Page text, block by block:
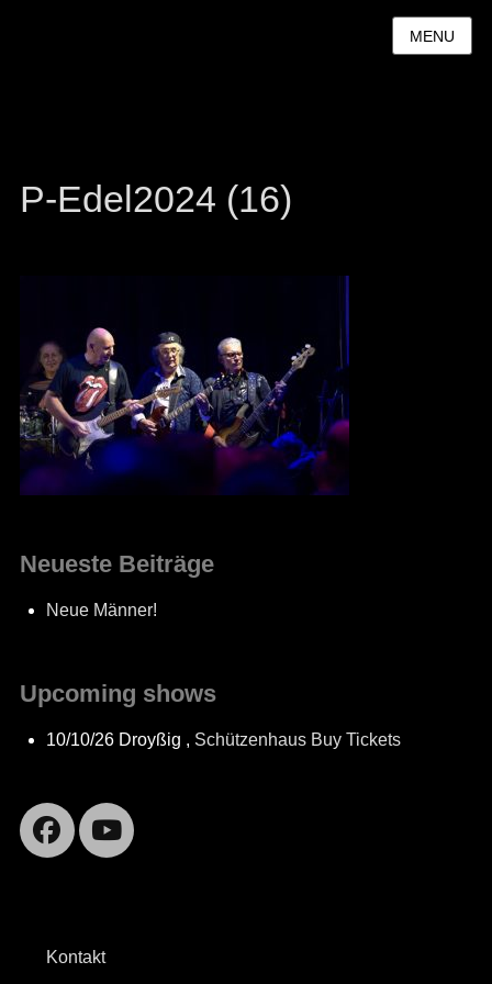
MENU
P-Edel2024 (16)
Neueste Beiträge
Neue Männer!
Upcoming shows
10/10/26 Droyßig , Schützenhaus Buy Tickets
Facebook
YouTube
Kontakt